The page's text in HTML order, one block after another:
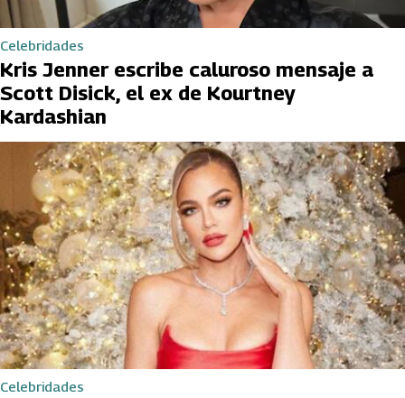
Celebridades
Kris Jenner escribe caluroso mensaje a
Scott Disick, el ex de Kourtney
Kardashian
Celebridades